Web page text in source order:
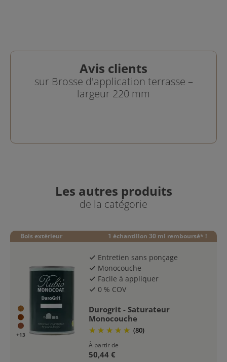
Avis clients
sur Brosse d'application terrasse –
largeur 220 mm
Les autres produits
de la catégorie
Bois extérieur 1 échantillon 30 ml remboursé* !
+13
check Entretien sans ponçage
check Monocouche
check Facile à appliquer
check 0 % COV
Durogrit - Saturateur
Monocouche
(80)
À partir de
50,44 €